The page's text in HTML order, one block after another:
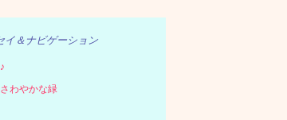
イ＆ナビゲーション
わやかな緑